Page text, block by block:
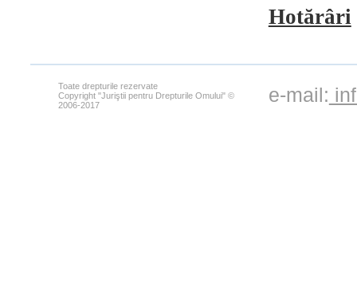
Hotărâri
Toate drepturile rezervate
Copyright "Juriştii pentru Drepturile Omului" ©
2006-2017
e-mail: